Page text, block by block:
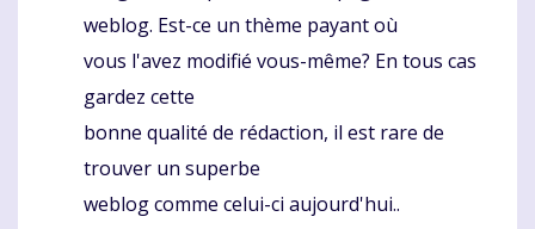
weblog. Est-ce un thème payant où
vous l'avez modifié vous-même? En tous cas
gardez cette
bonne qualité de rédaction, il est rare de
trouver un superbe
weblog comme celui-ci aujourd'hui..